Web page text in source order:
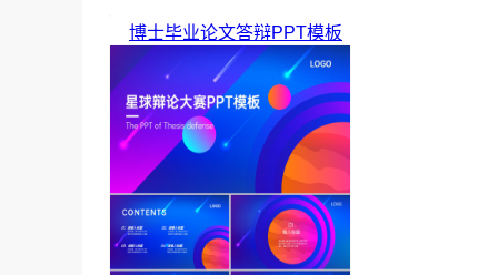
博士毕业论文答辩PPT模板